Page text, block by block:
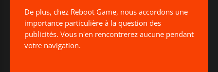
De plus, chez Reboot Game, nous accordons une
importance particulière à la question des
publicités. Vous n'en rencontrerez aucune pendant
votre navigation.